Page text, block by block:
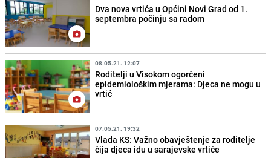
Dva nova vrtića u Općini Novi Grad od 1.
septembra počinju sa radom
08.05.21. 12:07
Roditelji u Visokom ogorčeni
epidemiološkim mjerama: Djeca ne mogu u
vrtić
07.05.21. 19:32
Vlada KS: Važno obavještenje za roditelje
čija djeca idu u sarajevske vrtiće